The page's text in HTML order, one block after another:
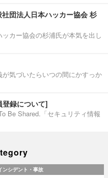
社団法人日本ハッカー協会 杉
カー協会の杉浦氏が本気を出し
気づいたらいつの間にかすっか
録について]
Be Shared.「セキュリティ情報
ンシデント・事故